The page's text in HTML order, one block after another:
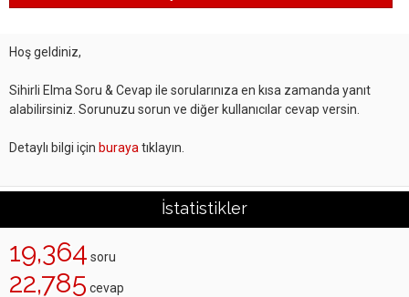
Hoş geldiniz,
Sihirli Elma Soru & Cevap ile sorularınıza en kısa zamanda yanıt
alabilirsiniz. Sorunuzu sorun ve diğer kullanıcılar cevap versin.
Detaylı bilgi için buraya tıklayın.
İstatistikler
19,364 soru
22,785 cevap